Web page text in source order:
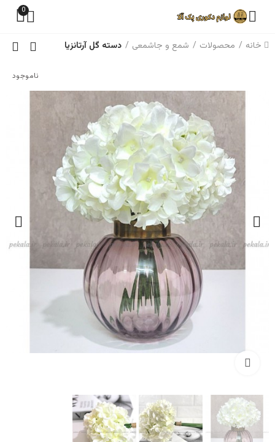
0
خانه محصولات شمع و جاشمعی دسته گل آرتانزیا
ناموجود